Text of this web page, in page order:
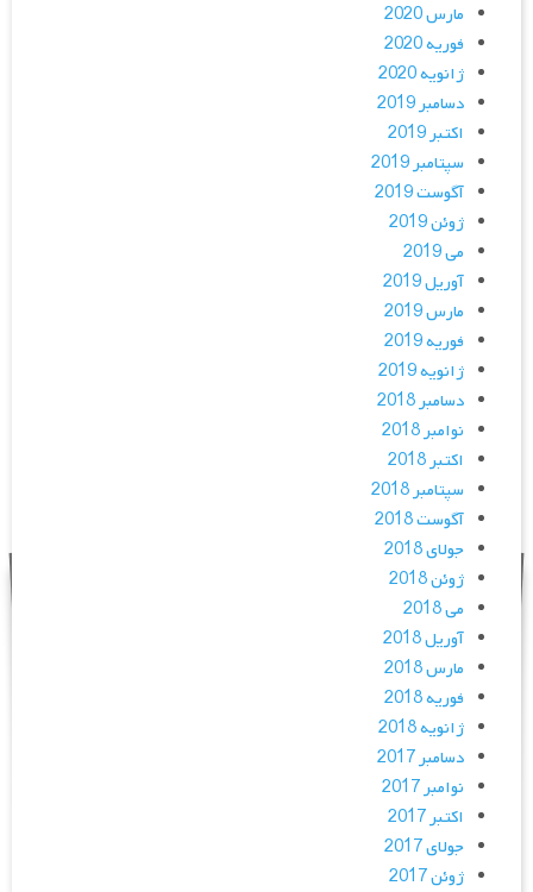
مارس 2020
فوریه 2020
ژانویه 2020
دسامبر 2019
اکتبر 2019
سپتامبر 2019
آگوست 2019
ژوئن 2019
می 2019
آوریل 2019
مارس 2019
فوریه 2019
ژانویه 2019
دسامبر 2018
نوامبر 2018
اکتبر 2018
سپتامبر 2018
آگوست 2018
جولای 2018
ژوئن 2018
می 2018
آوریل 2018
مارس 2018
فوریه 2018
ژانویه 2018
دسامبر 2017
نوامبر 2017
اکتبر 2017
جولای 2017
ژوئن 2017